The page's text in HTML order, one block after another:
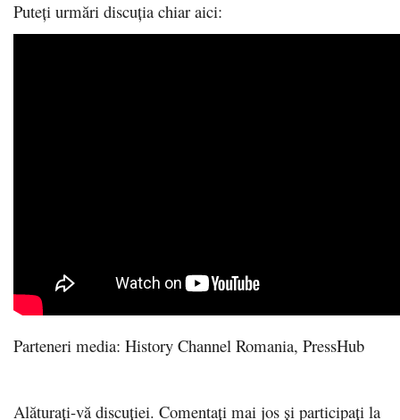
Puteţi urmări discuţia chiar aici:
Parteneri media: History Channel Romania, PressHub
Alăturați-vă discuției. Comentați mai jos și participați la